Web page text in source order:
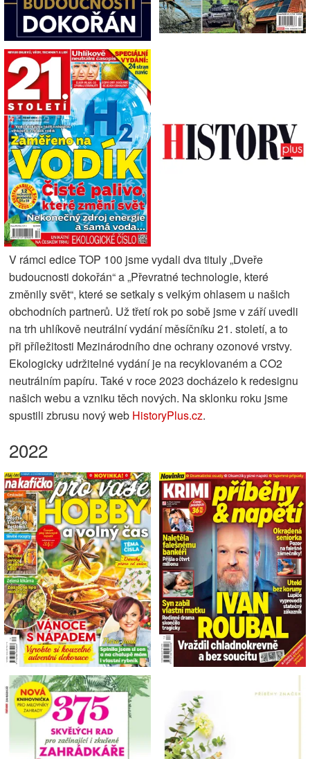
V rámci edice TOP 100 jsme vydali dva tituly „Dveře
budoucnosti dokořán“ a „Převratné technologie, které
změnily svět“, které se setkaly s velkým ohlasem u našich
obchodních partnerů. Už třetí rok po sobě jsme v září uvedli
na trh uhlíkově neutrální vydání měsíčníku 21. století, a to
při příležitosti Mezinárodního dne ochrany ozonové vrstvy.
Ekologicky udržitelné vydání je na recyklovaném a CO2
neutrálním papíru. Také v roce 2023 docházelo k redesignu
našich webu a vzniku těch nových. Na sklonku roku jsme
spustili zbrusu nový web HistoryPlus.cz.
2022